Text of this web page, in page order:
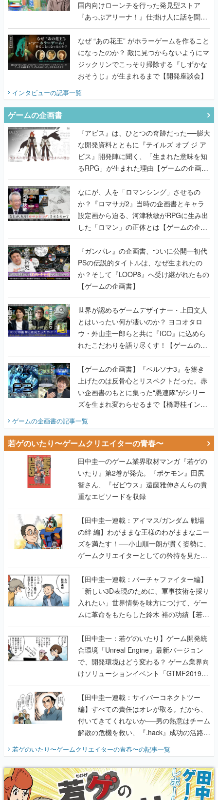
国内向けローンチを行った発見型ストア
『あっぷアリーナ！』仕掛け人に話を聞い
てみた
なぜ “あの花王” がホラーゲームを作ること
になったのか？ 敵に見つからないようにマ
ジックリンでこっそり掃除する『しずかな
おそうじ』が生まれるまで【開発座談会】
インタビューの記事一覧
ゲームの企画書
『アビス』は、ひとつの奇跡だった──膨大
な開発資料とともに『テイルズ オブ ジ ア
ビス』開発陣に聞く、「生まれた意味を知
るRPG」が生まれた理由【ゲームの企画
書】
なにが、人を「ロマンシング」させるの
か？『ロマサガ2』当時の企画書とキャラ
設定画から迫る、河津秋敏がRPGに生み出
した「ロマン」の正体とは【ゲームの企画
書】
『ガンパレ』の企画書、ついに公開━初代
PSの伝説的タイトルは、なぜ生まれたの
か？そして『LOOP8』へ受け継がれたもの
【ゲームの企画書】
世界が認めるゲームデザイナー・上田文人
とはいったい何が凄いのか？ ヨコオタロ
ウ・外山圭一郎らと共に『ICO』に込めら
れたこだわりを語り尽くす！【ゲームの企
画書】
【ゲームの企画書】『ペルソナ3』を築き
上げたのは反骨心とリスペクトだった。赤
い企画書のもとに集った“愚連隊”がシリー
ズを生まれ変わらせるまで【橋野桂インタ
ゲームの企画書の記事一覧
若ゲのいたり〜ゲームクリエイターの青春〜
田中圭一のゲーム業界取材マンガ『若ゲの
いたり』第2巻が発売。『ポケモン』田尻
智さん、『ゼビウス』遠藤雅伸さんらの貴
重なエピソードを収録
【田中圭一連載：アイマス/ガンダム 戦場
の絆 編】わがままな王様のわがままなニー
ズを満たす！──小山順一朗が貫く姿勢に、
ゲームクリエイターとしての矜持を見た
【若ゲのいたり最終回】
【田中圭一連載：バーチャファイター編】
「新しい3D表現のために、軍事技術を採り
入れたい」世界情勢を味方につけて、ゲー
ムに革命をもたらした鈴木 裕の功績【若ゲ
のいたり】
【田中圭一：若ゲのいたり】ゲーム開発統
合環境「Unreal Engine」最新バージョン
で、開発環境はどう変わる？ ゲーム業界向
けソリューションイベント「GTMF2019」
に行って、より理解を深めよう【PR】
【田中圭一連載：サイバーコネクトツー
編】すべての責任はオレが取る。だから、
付いてきてくれないか──男の熱意はチーム
解散の危機を救い、『.hack』成功の活路を
『少年ジャンプ』色だった【若ゲのいた
り】
若ゲのいたり〜ゲームクリエイターの青春〜の記事一覧